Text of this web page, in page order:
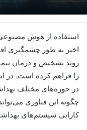
استفاده از هوش
اخیر به طور چشمگیری
روند تشخیص و درمان
را فراهم کرده است.
در حوزه‌های مختلف
چگونه این فناوری
کارایی سیستم‌های